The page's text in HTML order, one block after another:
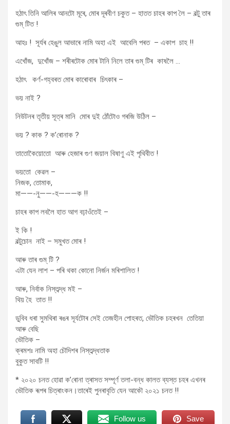
হঠাৎ তিনি আলিৰ আনটো মূৰে, মোৰ দূৰবীণ চকুত – হাতত চাহৰ কাপ লৈ – বল্টু তাৰ
গুম্ টিত !
আহঃ ! সূৰ্যৰ হেঙুল আভাৰে নামি অহা এই আবেলি পৰত – একাপ চাহ !!
এখোঁজ, দুখোঁজ – শৰীৰটোক মোৰ টানি নিলে তাৰ গুম্ টিৰ কাষলৈ …
হঠাৎ কৰ্ণ-গহ্বৰত মোৰ কাৰোবাৰ চিৎকাৰ –
ভয় নাই ?
নিউটনৰ তৃতীয় সূত্ৰ মানি মোৰ দুই ঠোঁটোও গৰজি উঠিল –
ভয় ? কাক ? ক’ৰোনাক ?
তাতোকৈয়োতো আৰু হেজাৰ গুণ জয়াল বিষাণু এই পৃথিবীত !
ভয়তো কেৱল –
নিজক, তোমাক,
মা——-নু——-হ———ক !!
চাহৰ কাপ লবলৈ হাত আগ বঢ়াওঁতেই –
ই কি !
বল্টুচোন নাই – সমুখত মোৰ !
আৰু তাৰ গুম্ টি ?
এটা যেন লাশ – পৰি থকা কোনো নিৰ্জন মৰিশালিত !
আৰু, নিৰ্বাক নিস্তব্দ্ধ মই –
থিয় হৈ তাত !!
ডুবিব ধৰা সুমথিৰা ৰঙৰ সূৰ্যটোৰ সেই তেজহীন পোহৰত, ভৌতিক চহৰখন তেতিয়া
আৰু বেছি
ভৌতিক –
ক্ৰমশঃ নামি অহা চৌদিশৰ নিস্তব্দ্ধতাক
বুকুত সাবটি !!
* ২০২০ চনত হোৱা ক’ৰোনা ত্ৰাসত সম্পূৰ্ণ তলা-বন্ধ কালত ব্যস্ত চহৰ এখনৰ
ভৌতিক ৰূপৰ চিত্ৰাংকন।তাৰেই পুনৰাবৃতি যেন আকৌ ২০২১ চনত !!
Follow us Save